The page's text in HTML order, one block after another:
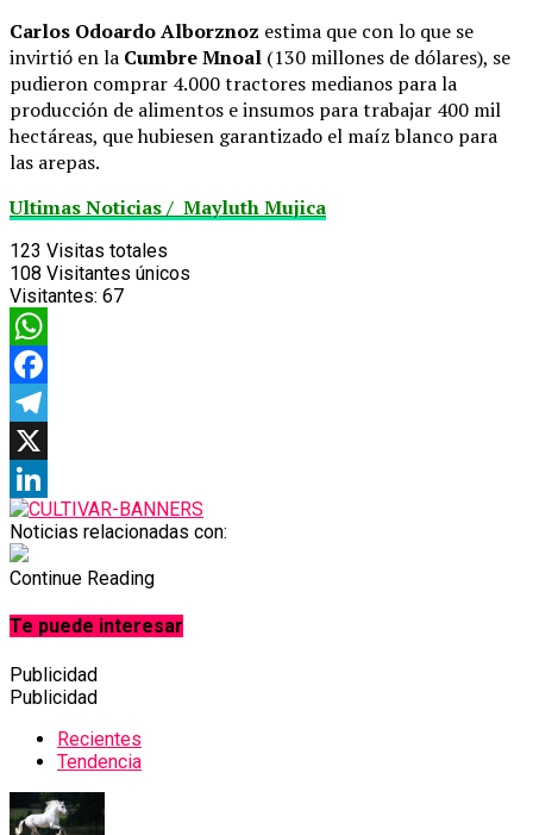
Carlos Odoardo Alborznoz estima que con lo que se
invirtió en la Cumbre Mnoal (130 millones de dólares), se
pudieron comprar 4.000 tractores medianos para la
producción de alimentos e insumos para trabajar 400 mil
hectáreas, que hubiesen garantizado el maíz blanco para
las arepas.
Ultimas Noticias / Mayluth Mujica
123 Visitas totales
108 Visitantes únicos
Visitantes: 67
WhatsApp
Facebook
Telegram
X
LinkedIn
Noticias relacionadas con:
Continue Reading
Te puede interesar
Publicidad
Publicidad
Recientes
Tendencia